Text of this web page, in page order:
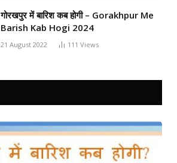
गोरखपुर में बारिश कब होगी – Gorakhpur Me
Barish Kab Hogi 2024
21 August 2022 111 Views